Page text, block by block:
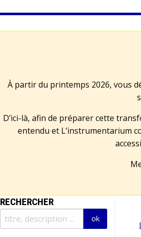
À partir du printemps 2026, vous
D’ici-là, afin de préparer cette
entendu et L’instrumentarium
RECHERCHER